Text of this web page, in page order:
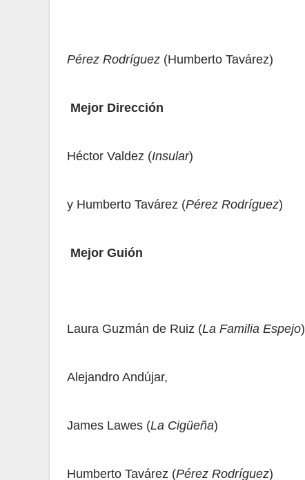
Pérez Rodríguez (Humberto Tavárez)
Mejor Dirección
Héctor Valdez (Insular)
y Humberto Tavárez (Pérez Rodríguez)
Mejor Guión
Laura Guzmán de Ruiz (La Familia Espejo)
Alejandro Andújar,
James Lawes (La Cigüeña)
Humberto Tavárez (Pérez Rodríguez)